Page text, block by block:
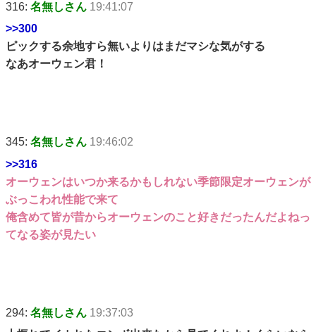
316: 名無しさん 19:41:07
>>300
ピックする余地すら無いよりはまだマシな気がする
なあオーウェン君！
345: 名無しさん 19:46:02
>>316
オーウェンはいつか来るかもしれない季節限定オーウェンが
ぶっこわれ性能で来て
俺含めて皆が昔からオーウェンのこと好きだったんだよねっ
てなる姿が見たい
294: 名無しさん 19:37:03